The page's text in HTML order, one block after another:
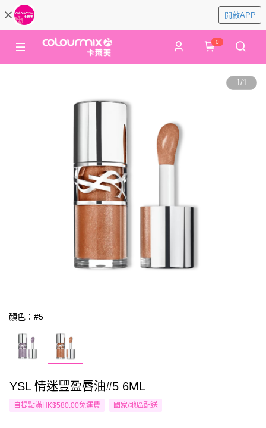
開啟APP
0
1/1
顔色：#5
YSL 情迷豐盈唇油#5 6ML
自提點滿HK$580.00免運費 國家/地區配送